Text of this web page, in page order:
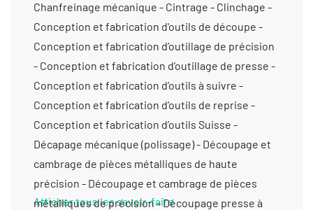
Chanfreinage mécanique - Cintrage - Clinchage -
Conception et fabrication d'outils de découpe -
Conception et fabrication d’outillage de précision
- Conception et fabrication d’outillage de presse -
Conception et fabrication d’outils à suivre -
Conception et fabrication d’outils de reprise -
Conception et fabrication d’outils Suisse -
Décapage mécanique (polissage) - Découpage et
cambrage de pièces métalliques de haute
précision - Découpage et cambrage de pièces
métalliques de précision - Découpage presse à
Afficher tous les savoir-faire